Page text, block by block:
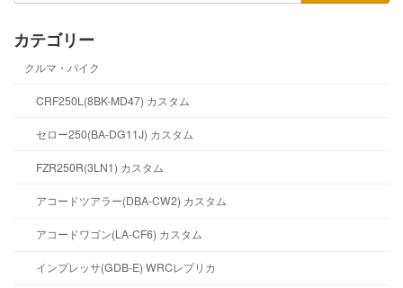
カテゴリー
クルマ・バイク
CRF250L(8BK-MD47) カスタム
セロー250(BA-DG11J) カスタム
FZR250R(3LN1) カスタム
アコードツアラー(DBA-CW2) カスタム
アコードワゴン(LA-CF6) カスタム
インプレッサ(GDB-E) WRCレプリカ